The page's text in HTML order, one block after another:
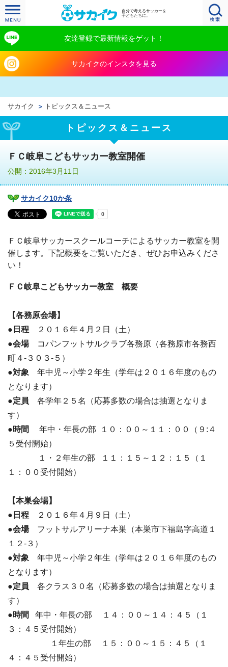
自分で考えるサッカーを
子どもたちに。
友達登録で最新情報をゲット！
サカイクのインスタを見る
サカイク トピックス＆ニュース
トピックス＆ニュース
ＦＣ岐阜こどもサッカー教室開催
公開：2016年3月11日
サカイク10か条
ＦＣ岐阜サッカースクールコーチによるサッカー教室を開
催します。下記概要をご覧いただき、ぜひお申込みくださ
い！
ＦＣ岐阜こどもサッカー教室 概要
【各務原会場】
●日程 ２０１６年４月２日（土）
●会場
コパンフットサルクラブ各務原（各務原市各務西
町４-３０３‐５）
●対象 年中児～小学２年生（学年は２０１６年度のもの
となります）
●定員 各学年２５名（応募多数の場合は抽選となりま
す）
●時間 年中・年長の部 １０：００～１１：００（９:４
５受付開始）
１・２年生の部 １１：１５～１２：１５（１
１：００受付開始）
【本巣会場】
●日程 ２０１６年４月９日（土）
●会場フットサルアリーナ本巣（本巣市下福島字高道１
１２-３）
●対象 年中児～小学２年生（学年は２０１６年度のもの
となります）
●定員 各クラス３０名（応募多数の場合は抽選となりま
す）
●時間
年中・年長の部 １４：００～１４：４５（１
３：４５受付開始）
１年生の部 １５：００～１５：４５（１
４：４５受付開始）